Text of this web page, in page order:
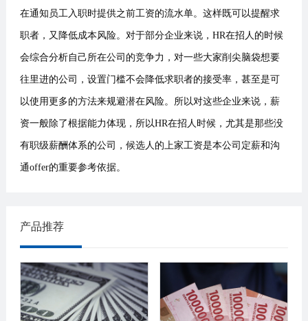
在通知员工入职时提供之前工资的流水单。这样既可以提醒求
职者，又降低成本风险。对于部分企业来说，HR在招人的时候
会综合分析自己所在公司的竞争力，对一些大家削尖脑袋想要
往里进的公司，设置门槛不会降低求职者的接受率，甚至是可
以使用更多的方法来规避潜在风险。所以对这些企业来说，薪
资一般除了根据能力体现，所以HR在招人时候，尤其是那些没
有职级薪酬体系的公司，候选人的上家工资是本公司定薪和沟
通offer的重要参考依据。
产品推荐